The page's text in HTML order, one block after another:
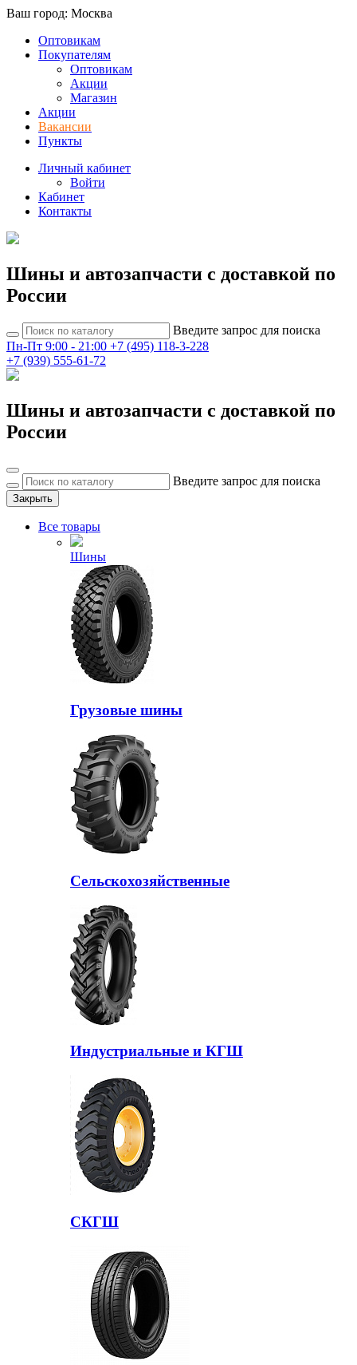
Ваш город: Москва
Оптовикам
Покупателям
Оптовикам
Акции
Магазин
Акции
Вакансии
Пункты
Личный кабинет
Войти
Кабинет
Контакты
Шины и автозапчасти с доставкой по
России
Введите запрос для поиска
Пн-Пт 9:00 - 21:00 +7 (495) 118-3-228
+7 (939) 555-61-72
Шины и автозапчасти с доставкой по
России
Введите запрос для поиска
Закрыть
Все товары
Шины
Грузовые шины
Сельскохозяйственные
Индустриальные и КГШ
СКГШ